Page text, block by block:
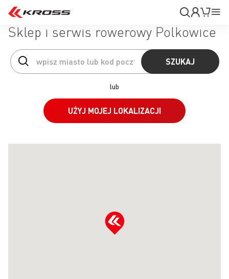
Mój
Moje
konto
Sklep i serwis rowerowy Polkowice
SZUKAJ
lub
UŻYJ MOJEJ LOKALIZACJI